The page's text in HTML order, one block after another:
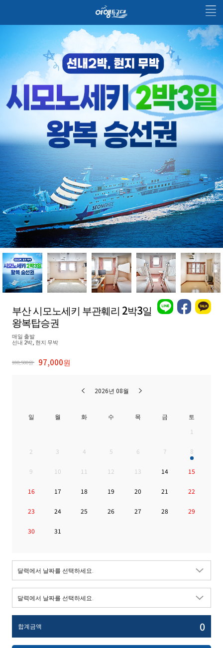
부산 시모노세키 부관훼리 2박3일
왕복탑승권
매일 출발
선내 2박, 현지 무박
180,500원 97,000원
2026년 08월
일 월 화 수 목 금
토
1
2 3 4 5 6 7 8
9 10 11 12 13 14 15
16 17 18 19 20 21 22
23 24 25 26 27 28 29
30 31
합계금액 0